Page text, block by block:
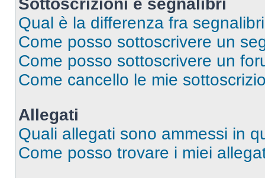
Sottoscrizioni e segnalibri
Qual è la differenza fra
Come posso sottoscrivere un
Come posso sottoscrivere un
Come cancello le mie
Allegati
Quali allegati sono ammessi in
Come posso trovare i miei